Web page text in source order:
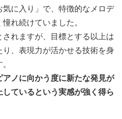
に入り」で、特徴的なメロデ
れ続けていました。
れますが、目標とする以上は
、表現力が活かせる技術を身
ノに向かう度に新たな発見が
ているという実感が強く得ら